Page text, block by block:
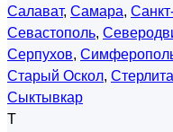
Салават, Самара,
Севастополь,
Серпухов,
Старый Оскол,
Сыктывкар
Т